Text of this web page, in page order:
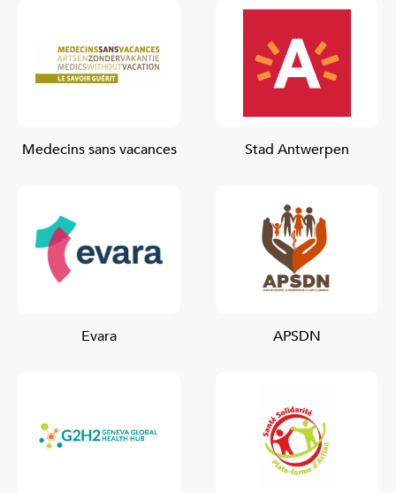
Medecins sans vacances Stad Antwerpen
Evara APSDN